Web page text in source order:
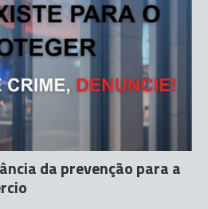
da prevenção para a